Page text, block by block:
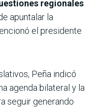
regionales
apuntalar la
el presidente
Peña indicó
agenda bilateral y la
seguir generando